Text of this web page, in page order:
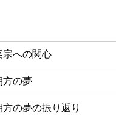
宗への関心
方の夢
方の夢の振り返り